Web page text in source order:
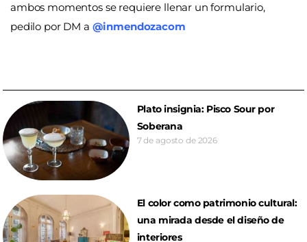
ambos momentos se requiere llenar un formulario,
pedilo por DM a @inmendozacom
Plato insignia: Pisco Sour por
Soberana
7 de agosto de 2026
El color como patrimonio cultural:
una mirada desde el diseño de
interiores